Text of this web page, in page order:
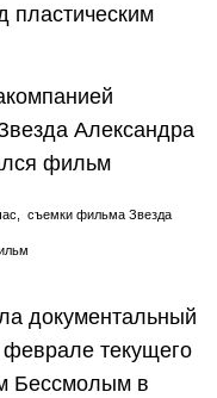
пластическим
съемки фильма Звезда
документальный
текущего
Бессмолым в